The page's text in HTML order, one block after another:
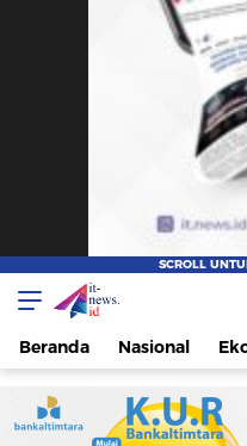
IT-NEWS
Update Cepat,
Beranda Nasional